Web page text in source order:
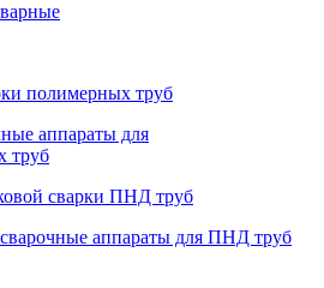
полимерных труб
аппараты для
труб
сварки ПНД труб
аппараты для ПНД труб